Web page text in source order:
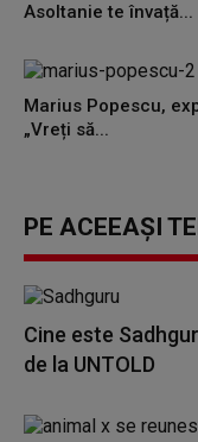
Asoltanie te învață...
Marius Popescu,
„Vreți să...
PE ACEEAȘI
Cine este
de la UNTOLD